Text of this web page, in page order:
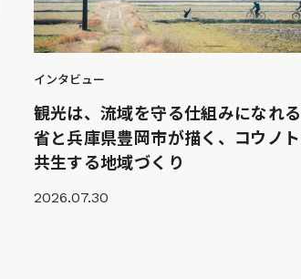
インタビュー
観光は、流域を守る仕組みになれ
省と兵庫県豊岡市が描く、コウノ
共生する地域づくり
2026.07.30